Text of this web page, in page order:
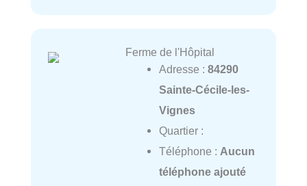
Ferme de l'Hôpital
Adresse : 84290
Sainte-Cécile-les-
Vignes
Quartier :
Téléphone : Aucun
téléphone ajouté